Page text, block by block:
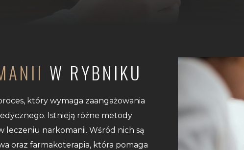
W RYBNIKU
który wymaga zaangażowania
Istnieją różne metody
narkomanii. Wśród nich są
oraz farmakoterapia, która pomaga